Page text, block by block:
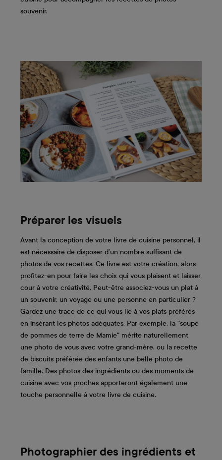
souvenir.
Préparer les visuels
Avant la conception de votre livre de cuisine personnel, il
est nécessaire de disposer d’un nombre suffisant de
photos de vos recettes. Ce livre est votre création, alors
profitez-en pour faire les choix qui vous plaisent et laisser
cour à votre créativité. Peut-être associez-vous un plat à
un souvenir, un voyage ou une personne en particulier ?
Gardez une trace de ce qui vous lie à vos plats préférés
en insérant les photos adéquates. Par exemple, la "soupe
de pommes de terre de Mamie" mérite naturellement
une photo de vous avec votre grand-mère, ou la recette
de biscuits préférée des enfants une belle photo de
famille. Des photos des ingrédients ou des moments de
cuisine avec vos proches apporteront également une
touche personnelle à votre livre de cuisine.
Photographier des ingrédients et